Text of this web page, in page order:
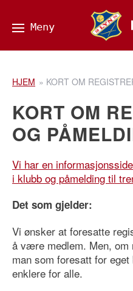
HJEM » KORT OM
KORT OM
OG
Vi har en
i klubb og påmelding til
Det som gjelder:
Vi ønsker at foresatte
å være medlem. Men, om
man som foresatt for
enklere for alle.